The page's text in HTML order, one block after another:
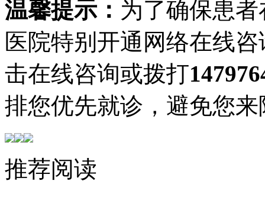
温馨提示： 为了确保患
医院特别开通网络在线
击在线咨询或拨打
排您优先就诊，避免您
推荐阅读